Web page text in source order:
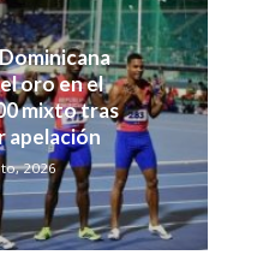
oro en el
mixto tras
apelación
2026